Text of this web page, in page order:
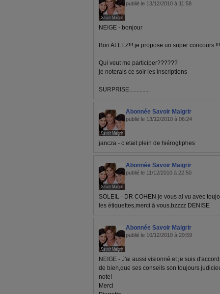
publié le 13/12/2010 à 11:58
NEIGE - bonjour
Bon ALLEZ!!! je propose un super concours
Qui veut me participer??????
je noterais ce soir les inscriptions
SURPRISE..............
Abonnée Savoir Maigrir
publié le 13/12/2010 à 06:24
jancza - c etait plein de hiérogliphes
Abonnée Savoir Maigrir
publié le 11/12/2010 à 22:50
SOLEIL - DR COHEN je vous ai vu avec
les étiquettes,merci à vous,bzzzz DENISE
Abonnée Savoir Maigrir
publié le 10/12/2010 à 20:59
NEIGE - J'ai aussi visionné et je suis
de bien,que ses conseils son toujours
note!
Merci